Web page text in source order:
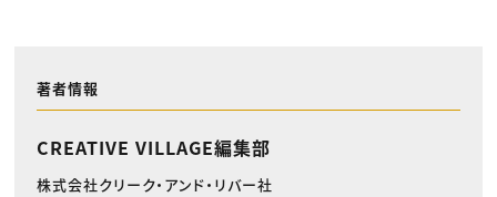
著者情報
CREATIVE VILLAGE編集部
株式会社クリーク・アンド・リバー社